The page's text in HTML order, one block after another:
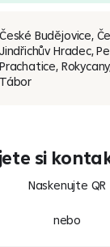
České Budějovice,
Jindřichův Hradec,
Prachatice,
Tábor
si
Naskenujte QR
nebo